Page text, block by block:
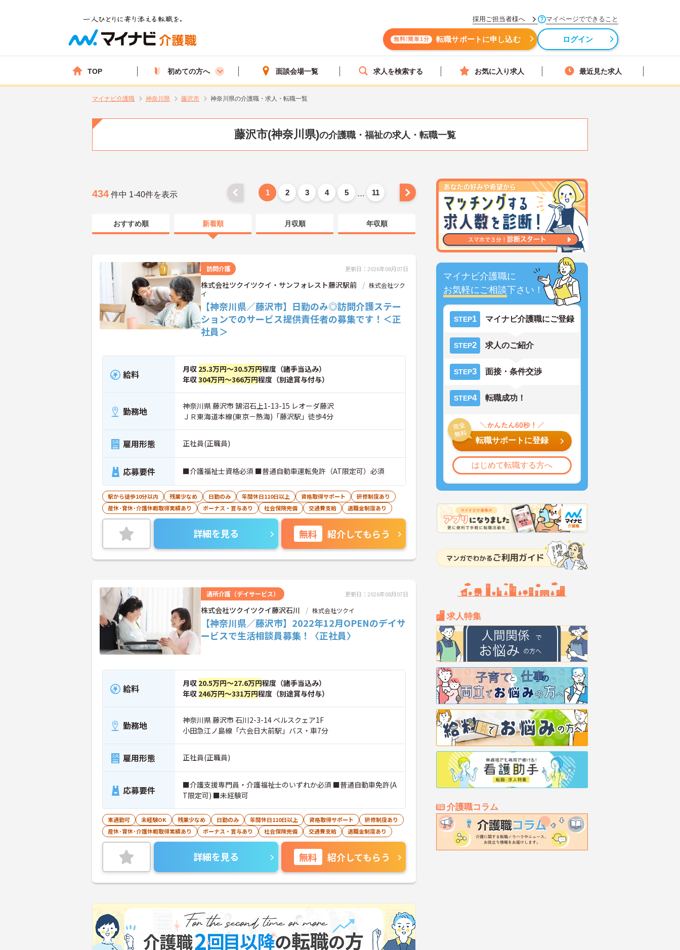
採用ご担当者様へ マイページでできること
無料!簡単1分 転職サポートに申し込む ログイン
TOP 初めての方へ 面談会場一覧 求人を検索する お気に入り求人 最近見た求人
マイナビ介護職 神奈川県 藤沢市 神奈川県の介護職・求人・転職一覧
藤沢市(神奈川県)の介護職・福祉の求人・転職一覧
マイナビ介護職に
お気軽にご相談下さい！
STEP1 マイナビ介護職にご登録
STEP2 求人のご紹介
STEP3 面接・条件交渉
STEP4 転職成功！
転職サポートに登録
はじめて転職する方へ
求人特集
介護職コラム
434 件中 1-40件を表示 1 2 3 4 5 … 11
おすすめ順 新着順 月収順 年収順
訪問介護 更新日：2026年08月07日
株式会社ツクイツクイ・サンフォレスト藤沢駅前
株式会社ツク
イ
【神奈川県／藤沢市】日勤のみ◎訪問介護ステー
ションでのサービス提供責任者の募集です！＜正
社員＞
給料 月収 25.3万円～30.5万円程度（諸手当込み）
年収304万円～366万円程度（別途賞与付与）
勤務地
神奈川県 藤沢市 鵠沼石上1-13-15 レオーダ藤沢
ＪＲ東海道本線(東京－熱海)「藤沢駅」徒歩4分
雇用形態 正社員(正職員)
応募要件 ■介護福祉士資格必須 ■普通自動車運転免許（AT限定可）必須
駅から徒歩10分以内 残業少なめ 日勤のみ 年間休日110日以上 資格取得サポート
研修制度あり
産休･育休･介護休暇取得実績あり
ボーナス・賞与あり 社会保険完備 交通費支給 退職金制度あり
詳細を見る 無料 紹介してもらう
通所介護（デイサービス） 更新日：2026年08月07日
株式会社ツクイツクイ藤沢石川 株式会社ツクイ
【神奈川県／藤沢市】2022年12月OPENのデイサ
ービスで生活相談員募集！〈正社員〉
給料 月収 20.5万円～27.6万円程度（諸手当込み）
年収 246万円～331万円程度（別途賞与付与）
勤務地
神奈川県 藤沢市 石川2-3-14 ベルスクェア1F
小田急江ノ島線「六会日大前駅」バス・車7分
雇用形態 正社員(正職員)
応募要件
■介護支援専門員・介護福祉士のいずれか必須 ■普通自動車免許(A
T限定可) ■未経験可
車通勤可 未経験OK 残業少なめ 日勤のみ 年間休日110日以上 資格取得サポート
研修制度あり
産休･育休･介護休暇取得実績あり
ボーナス・賞与あり 社会保険完備 交通費支給 退職金制度あり
詳細を見る 無料 紹介してもらう